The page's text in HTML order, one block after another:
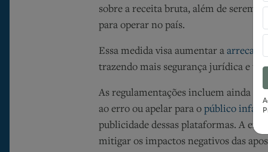
sobre a receita bruta, além de serem
para operar no país.
Essa medida visa aumentar a
trazendo mais segurança jurídica e
As regulamentações incluem ainda a
ao erro ou apelar para o público
publicidade dessas plataformas. A
mitigar os impactos negativos das